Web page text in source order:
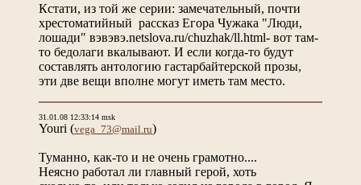
Кстати, из той же серии: замечательный, почти
хрестоматийный рассказ Егора Чужака "Люди,
лошади" вэвэвэ.netslova.ru/chuzhak/ll.html- вот там-
то бедолаги вкалывают. И если когда-то будут
составлять антологию гастарбайтерской прозы,
эти две вещи вполне могут иметь там место.
31.01.08 12:33:14 msk
Youri (vega_73@mail.ru)
Туманно, как-то и не очень грамотно....
Неясно работал ли главный герой, хоть